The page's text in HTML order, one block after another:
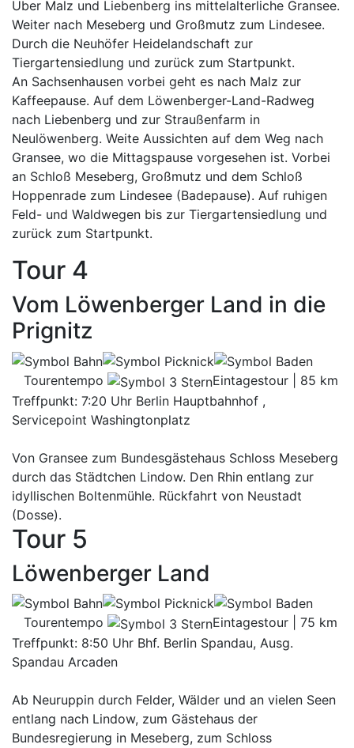
Über Malz und Liebenberg ins mittelalterliche Gransee.
Weiter nach Meseberg und Großmutz zum Lindesee.
Durch die Neuhöfer Heidelandschaft zur
Tiergartensiedlung und zurück zum Startpunkt.
An Sachsenhausen vorbei geht es nach Malz zur
Kaffeepause. Auf dem Löwenberger-Land-Radweg
nach Liebenberg und zur Straußenfarm in
Neulöwenberg. Weite Aussichten auf dem Weg nach
Gransee, wo die Mittagspause vorgesehen ist. Vorbei
an Schloß Meseberg, Großmutz und dem Schloß
Hoppenrade zum Lindesee (Badepause). Auf ruhigen
Feld- und Waldwegen bis zur Tiergartensiedlung und
zurück zum Startpunkt.
Tour 4
Vom Löwenberger Land in die
Prignitz
Tourentempo
Eintagestour | 85 km
Treffpunkt: 7:20 Uhr Berlin Hauptbahnhof ,
Servicepoint Washingtonplatz
Von Gransee zum Bundesgästehaus Schloss Meseberg
durch das Städtchen Lindow. Den Rhin entlang zur
idyllischen Boltenmühle. Rückfahrt von Neustadt
(Dosse).
Tour 5
Löwenberger Land
Tourentempo
Eintagestour | 75 km
Treffpunkt: 8:50 Uhr Bhf. Berlin Spandau, Ausg.
Spandau Arcaden
Ab Neuruppin durch Felder, Wälder und an vielen Seen
entlang nach Lindow, zum Gästehaus der
Bundesregierung in Meseberg, zum Schloss